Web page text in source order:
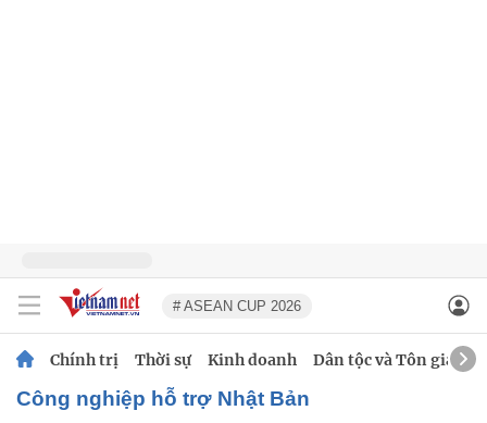
# ASEAN CUP 2026
Chính trị Thời sự Kinh doanh Dân tộc và Tôn giáo
Công nghiệp hỗ trợ Nhật Bản